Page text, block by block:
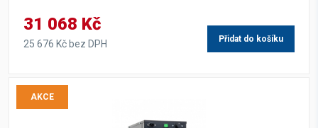
31 068 Kč
25 676 Kč bez DPH Přidat do košíku
AKCE